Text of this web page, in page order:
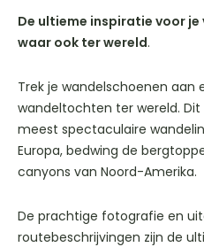
De ultieme inspiratie voor
waar ook ter wereld.
Trek je wandelschoenen aan
wandeltochten ter wereld.
meest spectaculaire
Europa, bedwing de
canyons van Noord-Amerika.
De prachtige fotografie en
routebeschrijvingen zijn de